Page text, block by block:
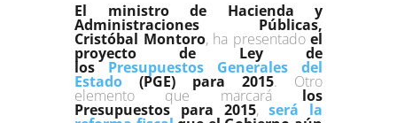
El ministro de Hacienda y
Administraciones Públicas,
Cristóbal Montoro, ha presentado el
proyecto de Ley de
los Presupuestos Generales del
Estado (PGE) para 2015. Otro
elemento que marcará los
Presupuestos para 2015,será la